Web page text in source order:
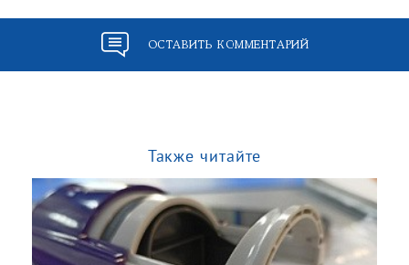
ОСТАВИТЬ КОММЕНТАРИЙ
Также читайте